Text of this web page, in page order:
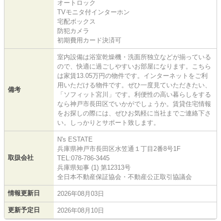
オートロック
TVモニタ付インターホン
宅配ボックス
防犯カメラ
初期費用カード決済可
備考
室内設備は浴室乾燥機・洗面所独立などが揃っている
ので、快適に過ごしやすいお部屋になります。こちら
は家賃13.05万円の物件です。インターネットをご利
用いただける物件です。ぜひ一度見ていただきたい、
「ソフィット宮川」です。利便性の高い暮らしをする
なら神戸市長田区でいかがでしょうか。賃貸住宅情報
をお探しの際には、ぜひお気軽に当社までご連絡下さ
い。しっかりとサポート致します。
取扱会社
N's ESTATE
兵庫県神戸市長田区水笠通１丁目2番8号1F
TEL:078-786-3445
兵庫県知事 (1) 第12313号
全日本不動産保証協会・不動産公正取引協議会
情報更新日 2026年08月03日
更新予定日 2026年08月10日